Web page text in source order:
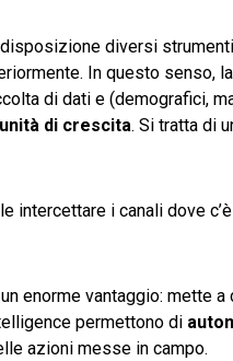
diversi
In questo senso, la
di dati e (demografici,
di crescita. Si tratta di
intercettare i canali dove
enorme vantaggio: mette
permettono di
azioni messe in campo.